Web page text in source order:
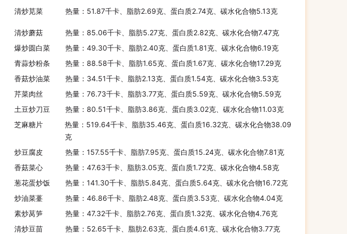
清炒苋菜 热量：51.87千卡、脂肪2.69克、蛋白质2.74克、碳水化合物5.13克
清炒蘑菇
热量：85.06千卡、脂肪5.27克、蛋白质2.82克、碳水化合物7.47克
爆炒圆白菜
热量：49.30千卡、脂肪2.40克、蛋白质1.81克、碳水化合物6.19克
青蒜炒粉条
热量：88.58千卡、脂肪1.65克、蛋白质1.67克、碳水化合物17.29克
香菇炒油菜
热量：34.51千卡、脂肪2.13克、蛋白质1.54克、碳水化合物3.53克
芹菜肉丝
热量：76.73千卡、脂肪3.77克、蛋白质5.59克、碳水化合物5.59克
土豆炒刀豆 热量：80.51千卡、脂肪3.86克、蛋白质3.02克、碳水化合物11.03克
芝麻糖片
热量：519.64千卡、脂肪35.46克、蛋白质16.32克、碳水化合物38.09
克
炒豆腐皮
热量：157.55千卡、脂肪7.95克、蛋白质15.24克、碳水化合物7.81克
香菇菜心
热量：47.63千卡、脂肪3.05克、蛋白质1.72克、碳水化合物4.58克
葱花蛋炒饭
热量：141.30千卡、脂肪5.84克、蛋白质5.64克、碳水化合物16.72克
炒油菜薹
热量：46.86千卡、脂肪2.48克、蛋白质3.53克、碳水化合物4.04克
素炒莴笋
热量：47.32千卡、脂肪2.76克、蛋白质1.32克、碳水化合物4.76克
清炒豆苗 热量：52.65千卡、脂肪2.63克、蛋白质4.61克、碳水化合物3.77克